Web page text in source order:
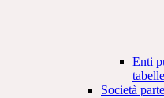
Enti
Società